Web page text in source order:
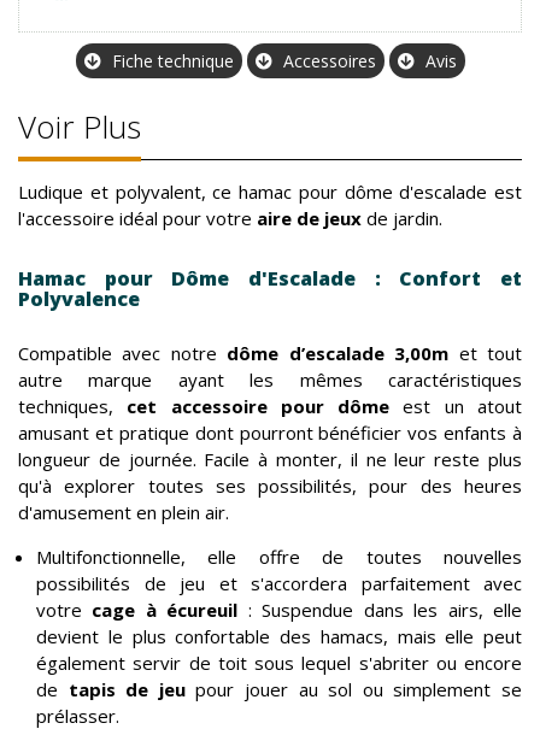
Fiche technique Accessoires Avis
Voir Plus
Ludique et polyvalent, ce hamac pour dôme d'escalade est
l'accessoire idéal pour votre aire de jeux de jardin.
Hamac pour Dôme d'Escalade : Confort et
Polyvalence
Compatible avec notre dôme d’escalade 3,00m et tout
autre marque ayant les mêmes caractéristiques
techniques, cet accessoire pour dôme est un atout
amusant et pratique dont pourront bénéficier vos enfants à
longueur de journée. Facile à monter, il ne leur reste plus
qu'à explorer toutes ses possibilités, pour des heures
d'amusement en plein air.
Multifonctionnelle, elle offre de toutes nouvelles
possibilités de jeu et s'accordera parfaitement avec
votre cage à écureuil : Suspendue dans les airs, elle
devient le plus confortable des hamacs, mais elle peut
également servir de toit sous lequel s'abriter ou encore
de tapis de jeupour jouer au sol ou simplement se
prélasser.